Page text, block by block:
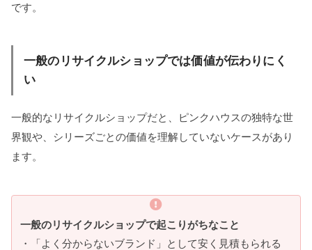
です。
一般のリサイクルショップでは価値が伝わりにく
い
一般的なリサイクルショップだと、ピンクハウスの独特な世
界観や、シリーズごとの価値を理解していないケースがあり
ます。
一般のリサイクルショップで起こりがちなこと
・「よく分からないブランド」として安く見積もられる